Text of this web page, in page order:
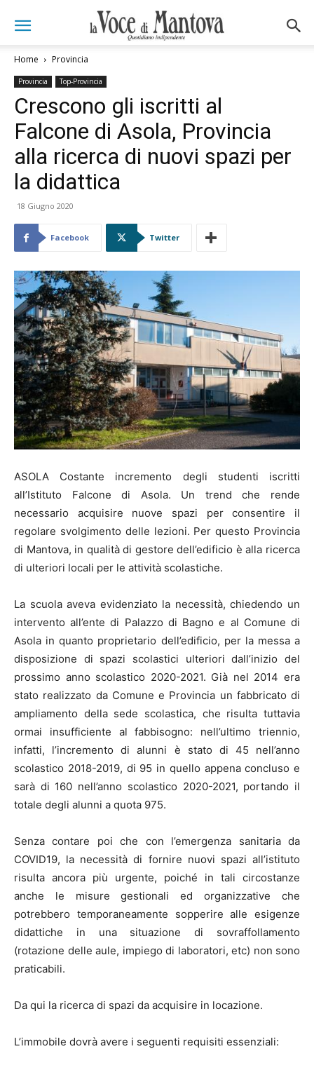
Home Provincia
Provincia Top-Provincia
Crescono gli iscritti al
Falcone di Asola, Provincia
alla ricerca di nuovi spazi per
la didattica
18 Giugno 2020
Facebook Twitter
ASOLA Costante incremento degli studenti iscritti
all’Istituto Falcone di Asola. Un trend che rende
necessario acquisire nuove spazi per consentire il
regolare svolgimento delle lezioni. Per questo Provincia
di Mantova, in qualità di gestore dell’edificio è alla ricerca
di ulteriori locali per le attività scolastiche.
La scuola aveva evidenziato la necessità, chiedendo un
intervento all’ente di Palazzo di Bagno e al Comune di
Asola in quanto proprietario dell’edificio, per la messa a
disposizione di spazi scolastici ulteriori dall’inizio del
prossimo anno scolastico 2020-2021. Già nel 2014 era
stato realizzato da Comune e Provincia un fabbricato di
ampliamento della sede scolastica, che risulta tuttavia
ormai insufficiente al fabbisogno: nell’ultimo triennio,
infatti, l’incremento di alunni è stato di 45 nell’anno
scolastico 2018-2019, di 95 in quello appena concluso e
sarà di 160 nell’anno scolastico 2020-2021, portando il
totale degli alunni a quota 975.
Senza contare poi che con l’emergenza sanitaria da
COVID19, la necessità di fornire nuovi spazi all’istituto
risulta ancora più urgente, poiché in tali circostanze
anche le misure gestionali ed organizzative che
potrebbero temporaneamente sopperire alle esigenze
didattiche in una situazione di sovraffollamento
(rotazione delle aule, impiego di laboratori, etc) non sono
praticabili.
Da qui la ricerca di spazi da acquisire in locazione.
L’immobile dovrà avere i seguenti requisiti essenziali: